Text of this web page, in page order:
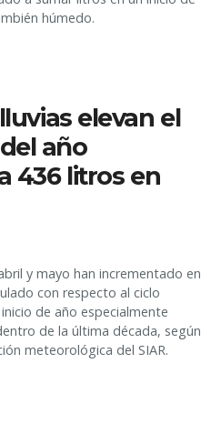
húmedo.
elevan el
año
436 litros en
y mayo han incrementado en
con respecto al ciclo
de año especialmente
de la última década, según
meteorológica del SIAR.